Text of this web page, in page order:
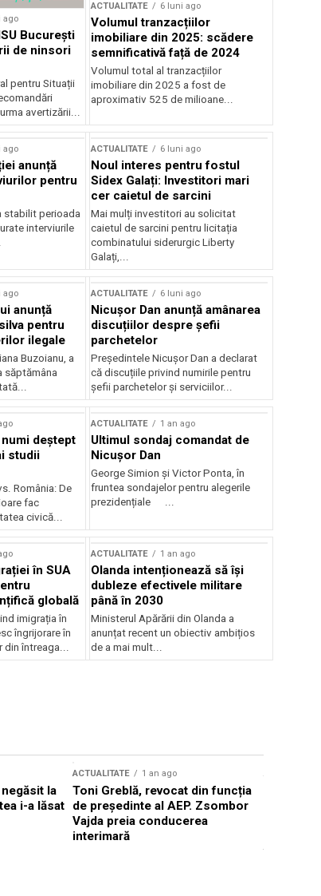
ago
București
de ninsori
pentru Situații
avertizării...
ACTUALITATE 6 luni ago
Volumul tranzacțiilor
imobiliare din 2025: scădere
semnificativă față de 2024
Volumul total al tranzacțiilor
imobiliare din 2025 a fost de
aproximativ 525 de milioane...
ago
anunță
pentru
stabilit perioada
interviurile
ACTUALITATE 6 luni ago
Noul interes pentru fostul
Sidex Galați: Investitori mari
cer caietul de sarcini
Mai mulți investitori au solicitat
caietul de sarcini pentru licitația
combinatului siderurgic Liberty
Galați,...
ago
anunță
pentru
ilegale
Buzoianu, a
săptămâna
ACTUALITATE 6 luni ago
Nicușor Dan anunță amânarea
discuțiilor despre șefii
parchetelor
Președintele Nicușor Dan a declarat
că discuțiile privind numirile pentru
șefii parchetelor și serviciilor...
deștept
studii
România: De
fac
civică...
ACTUALITATE 1 an ago
Ultimul sondaj comandat de
Nicușor Dan
George Simion și Victor Ponta, în
fruntea sondajelor pentru alegerile
prezidențiale ...
în SUA
globală
imigrația în
îngrijorare în
din întreaga...
ACTUALITATE 1 an ago
Olanda intenționează să își
dubleze efectivele militare
până în 2030
Ministerul Apărării din Olanda a
anunțat recent un obiectiv ambițios
de a mai mult...
la
i-a lăsat
ACTUALITATE 1 an ago
Toni Greblă, revocat din funcția
de președinte al AEP. Zsombor
Vajda preia conducerea
interimară